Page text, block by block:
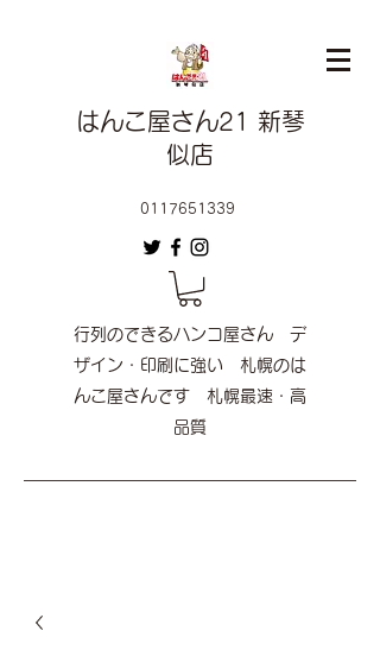
はんこ屋さん21 新琴
似店
0117651339
行列のできるハンコ屋さん デ
ザイン・印刷に強い 札幌のは
んこ屋さんです 札幌最速・高
品質